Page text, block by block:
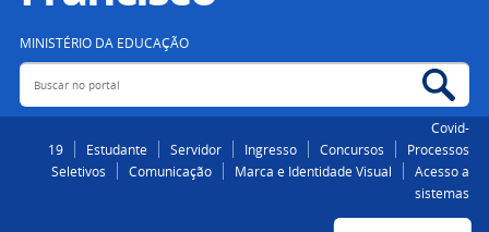
MINISTÉRIO DA EDUCAÇÃO
Buscar no portal
Covid-
19
Estudante Servidor Ingresso Concursos
Processos
Seletivos
Comunicação Marca e Identidade Visual
Acesso a
sistemas